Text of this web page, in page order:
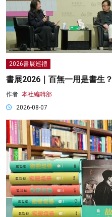
2026書展巡禮
書展2026｜百無一用是書生？
作者: 本社編輯部
2026-08-07